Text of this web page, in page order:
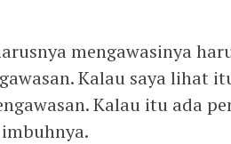
mengawasinya
Kalau saya lihat
Kalau itu ada